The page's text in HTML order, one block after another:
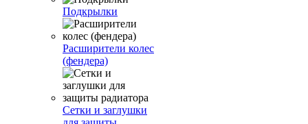
Подкрылки
Расширители колес
(фендера)
Сетки и заглушки